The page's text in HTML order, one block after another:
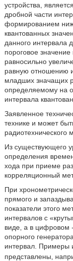
устройства,
дробной части
формированием
квантованных
данного интервала
пороговое
равносильно
равную отношению
младших значащих
определяемому на
интервала
Заявленное
технике и может
радиотехнического
Из существующего
определения
хода при приеме
корреляционный
При
прямого и
показатели этого
интервалов с
виде, а в цифровом
опорного
интервал. Примеры
представлены,